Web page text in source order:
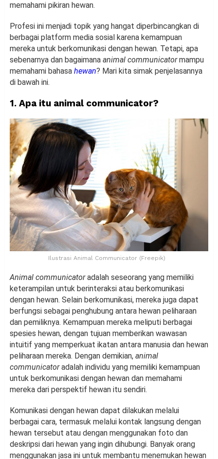
memahami pikiran hewan.
Profesi ini menjadi topik yang hangat diperbincangkan di
berbagai platform media sosial karena kemampuan
mereka untuk berkomunikasi dengan hewan. Tetapi, apa
sebenarnya dan bagaimana animal communicatormampu
memahami bahasa hewan? Mari kita simak penjelasannya
di bawah ini.
1. Apa itu animal communicator?
Ilustrasi Animal Communicator (Freepik)
Animal communicatoradalah seseorang yang memiliki
keterampilan untuk berinteraksi atau berkomunikasi
dengan hewan. Selain berkomunikasi, mereka juga dapat
berfungsi sebagai penghubung antara hewan peliharaan
dan pemiliknya. Kemampuan mereka meliputi berbagai
spesies hewan, dengan tujuan memberikan wawasan
intuitif yang memperkuat ikatan antara manusia dan hewan
peliharaan mereka. Dengan demikian, animal
communicatoradalah individu yang memiliki kemampuan
untuk berkomunikasi dengan hewan dan memahami
mereka dari perspektif hewan itu sendiri.
Komunikasi dengan hewan dapat dilakukan melalui
berbagai cara, termasuk melalui kontak langsung dengan
hewan tersebut atau dengan menggunakan foto dan
deskripsi dari hewan yang ingin dihubungi. Banyak orang
menggunakan jasa ini untuk membantu menemukan hewan